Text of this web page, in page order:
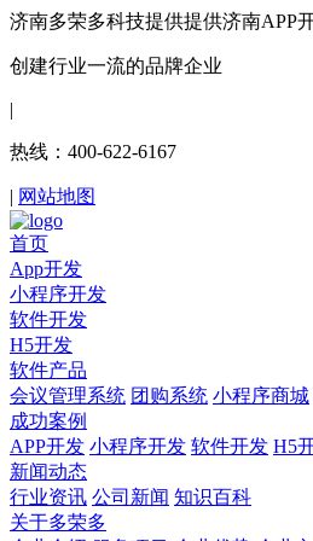
济南多荣多科技提供提供济南APP
创建行业一流的品牌企业
|
热线：400-622-6167
| 网站地图
首页
App开发
小程序开发
软件开发
H5开发
软件产品
会议管理系统 团购系统 小程序商城
成功案例
APP开发 小程序开发 软件开发 H5
新闻动态
行业资讯 公司新闻 知识百科
关于多荣多